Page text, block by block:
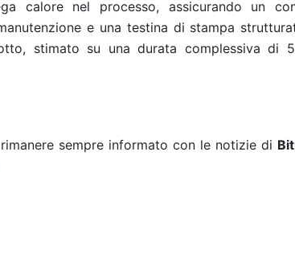
calore nel processo, assicurando un
e una testina di stampa
stimato su una durata complessiva di
sempre informato con le notizie di